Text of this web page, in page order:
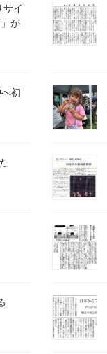
イ
が
初